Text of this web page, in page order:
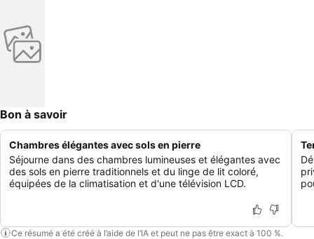
Bon à savoir
Chambres élégantes avec sols en pierre
Séjourne dans des chambres lumineuses et élégantes avec
des sols en pierre traditionnels et du linge de lit coloré,
équipées de la climatisation et d'une télévision LCD.
Ce résumé a été créé à l’aide de l’IA et peut ne pas être exact à 100 %.